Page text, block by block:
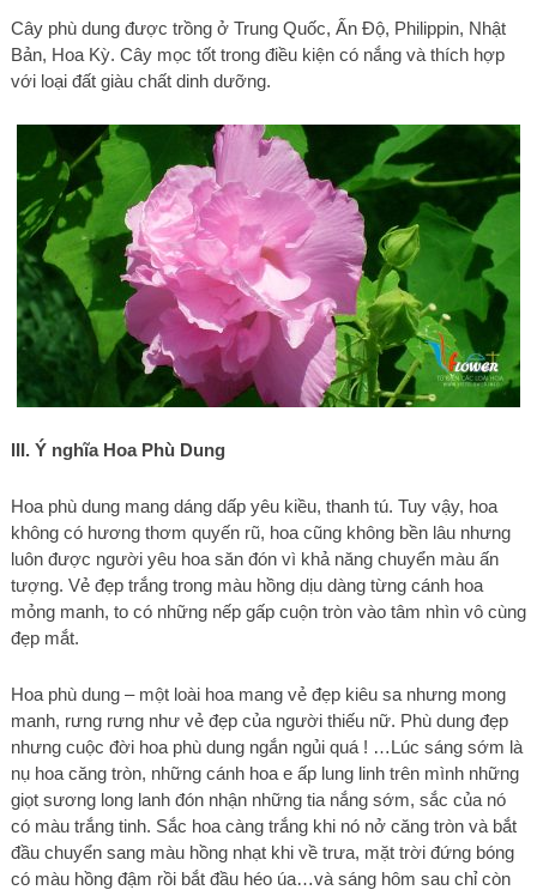
Cây phù dung được trồng ở Trung Quốc, Ấn Độ, Philippin, Nhật
Bản, Hoa Kỳ. Cây mọc tốt trong điều kiện có nắng và thích hợp
với loại đất giàu chất dinh dưỡng.
III. Ý nghĩa Hoa Phù Dung
Hoa phù dung mang dáng dấp yêu kiều, thanh tú. Tuy vậy, hoa
không có hương thơm quyến rũ, hoa cũng không bền lâu nhưng
luôn được người yêu hoa săn đón vì khả năng chuyển màu ấn
tượng. Vẻ đẹp trắng trong màu hồng dịu dàng từng cánh hoa
mỏng manh, to có những nếp gấp cuộn tròn vào tâm nhìn vô cùng
đẹp mắt.
Hoa phù dung – một loài hoa mang vẻ đẹp kiêu sa nhưng mong
manh, rưng rưng như vẻ đẹp của người thiếu nữ. Phù dung đẹp
nhưng cuộc đời hoa phù dung ngắn ngủi quá ! …Lúc sáng sớm là
nụ hoa căng tròn, những cánh hoa e ấp lung linh trên mình những
giọt sương long lanh đón nhận những tia nắng sớm, sắc của nó
có màu trắng tinh. Sắc hoa càng trắng khi nó nở căng tròn và bắt
đầu chuyển sang màu hồng nhạt khi về trưa, mặt trời đứng bóng
có màu hồng đậm rồi bắt đầu héo úa…và sáng hôm sau chỉ còn